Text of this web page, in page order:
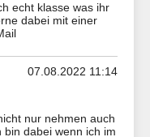
echt klasse was ihr
dabei mit einer
07.08.2022 11:14
nur nehmen auch
bin dabei wenn ich im